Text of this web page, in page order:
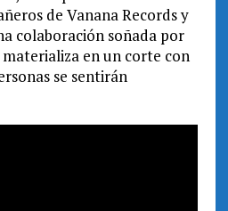
de Vanana Records y
colaboración soñada por
en un corte con
se sentirán